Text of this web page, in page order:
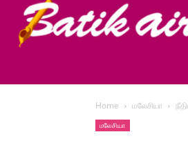
Home மலேசியா
மலேசியா